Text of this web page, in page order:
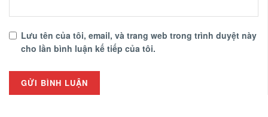
Lưu tên của tôi, email, và trang web trong trình duyệt này
cho lần bình luận kế tiếp của tôi.